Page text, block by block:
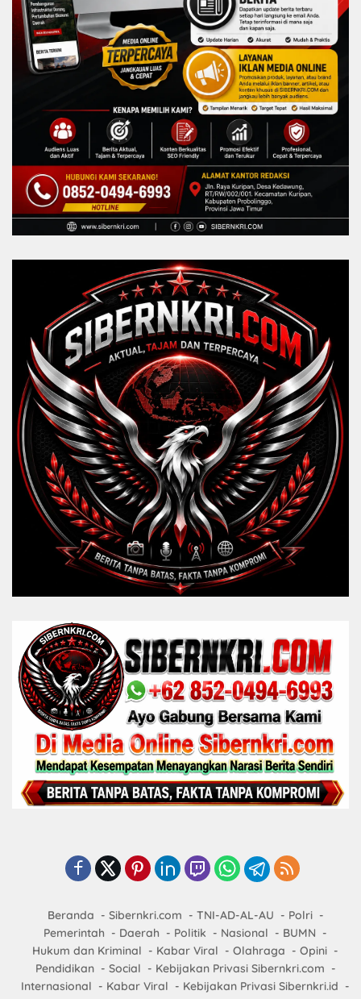
Beranda Sibernkri.com TNI-AD-AL-AU
Polri
Pemerintah
Daerah Politik Nasional
BUMN
Hukum dan Kriminal
Kabar Viral Olahraga
Opini
Pendidikan
Social
Kebijakan Privasi Sibernkri.com
Internasional
Kabar Viral
Kebijakan Privasi Sibernkri.id